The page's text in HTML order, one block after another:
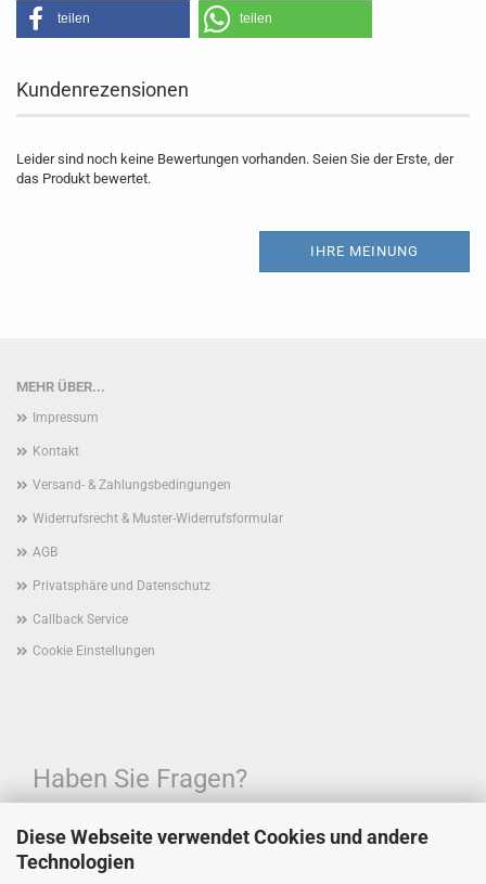
Diese Webseite verwendet Cookies und andere
Technologien
teilen teilen
Kundenrezensionen
Leider sind noch keine Bewertungen vorhanden. Seien Sie der Erste, der
das Produkt bewertet.
IHRE MEINUNG
MEHR ÜBER...
Impressum
Kontakt
Versand- & Zahlungsbedingungen
Widerrufsrecht & Muster-Widerrufsformular
AGB
Privatsphäre und Datenschutz
Callback Service
Cookie Einstellungen
Haben Sie Fragen?
Hotline:+49171/2888115